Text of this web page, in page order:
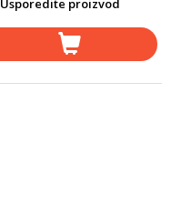
Usporedite proizvod